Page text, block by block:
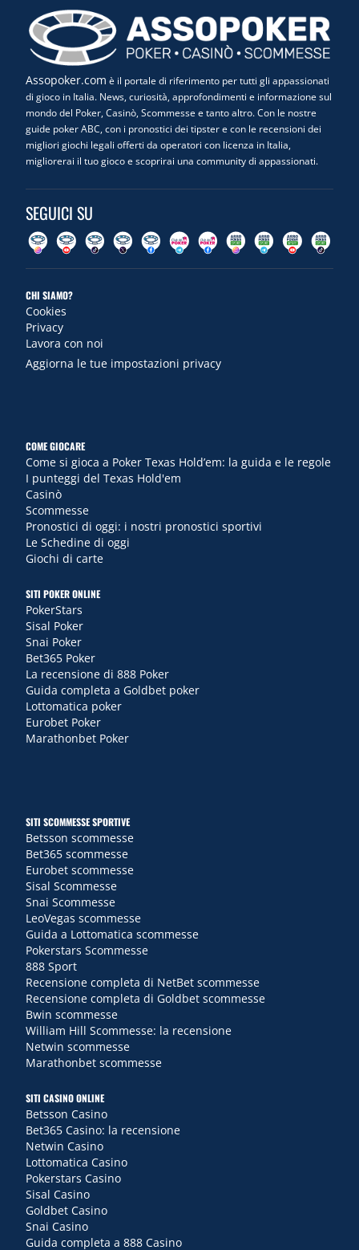
Assopoker.com è il portale di riferimento per tutti gli appassionati
di gioco in Italia. News, curiosità, approfondimenti e informazione sul
mondo del Poker, Casinò, Scommesse e tanto altro. Con le nostre
guide poker ABC, con i pronostici dei tipster e con le recensioni dei
migliori giochi legali offerti da operatori con licenza in Italia,
migliorerai il tuo gioco e scoprirai una community di appassionati.
SEGUICI SU
CHI SIAMO?
Cookies
Privacy
Lavora con noi
Aggiorna le tue impostazioni privacy
COME GIOCARE
Come si gioca a Poker Texas Hold’em: la guida e le regole
I punteggi del Texas Hold'em
Casinò
Scommesse
Pronostici di oggi: i nostri pronostici sportivi
Le Schedine di oggi
Giochi di carte
SITI POKER ONLINE
PokerStars
Sisal Poker
Snai Poker
Bet365 Poker
La recensione di 888 Poker
Guida completa a Goldbet poker
Lottomatica poker
Eurobet Poker
Marathonbet Poker
SITI SCOMMESSE SPORTIVE
Betsson scommesse
Bet365 scommesse
Eurobet scommesse
Sisal Scommesse
Snai Scommesse
LeoVegas scommesse
Guida a Lottomatica scommesse
Pokerstars Scommesse
888 Sport
Recensione completa di NetBet scommesse
Recensione completa di Goldbet scommesse
Bwin scommesse
William Hill Scommesse: la recensione
Netwin scommesse
Marathonbet scommesse
SITI CASINO ONLINE
Betsson Casino
Bet365 Casino: la recensione
Netwin Casino
Lottomatica Casino
Pokerstars Casino
Sisal Casino
Goldbet Casino
Snai Casino
Guida completa a 888 Casino